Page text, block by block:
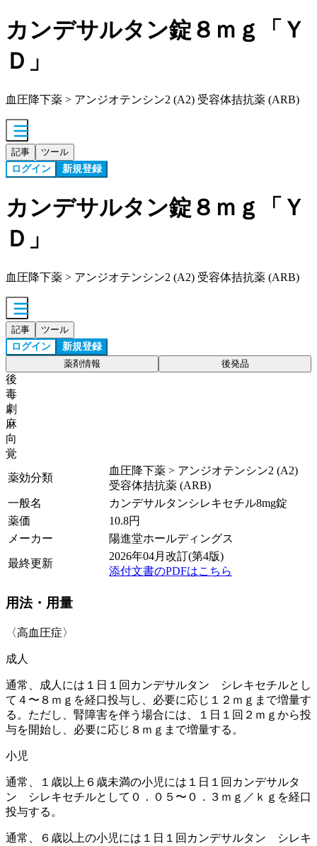
カンデサルタン錠８ｍｇ「Ｙ
Ｄ」
血圧降下薬 > アンジオテンシン2 (A2) 受容体拮抗薬 (ARB)
記事 ツール
ログイン 新規登録
カンデサルタン錠８ｍｇ「Ｙ
Ｄ」
血圧降下薬 > アンジオテンシン2 (A2) 受容体拮抗薬 (ARB)
記事 ツール
ログイン 新規登録
薬剤情報 後発品
後
毒
劇
麻
向
覚
薬効分類
血圧降下薬 > アンジオテンシン2 (A2)
受容体拮抗薬 (ARB)
一般名
カンデサルタンシレキセチル8mg錠
薬価
10.8円
メーカー
陽進堂ホールディングス
最終更新
2026年04月改訂(第4版)
添付文書のPDFはこちら
用法・用量
〈高血圧症〉
成人
通常、成人には１日１回カンデサルタン シレキセチルとし
て４〜８ｍｇを経口投与し、必要に応じ１２ｍｇまで増量す
る。ただし、腎障害を伴う場合には、１日１回２ｍｇから投
与を開始し、必要に応じ８ｍｇまで増量する。
小児
通常、１歳以上６歳未満の小児には１日１回カンデサルタ
ン シレキセチルとして０．０５〜０．３ｍｇ／ｋｇを経口
投与する。
通常、６歳以上の小児には１日１回カンデサルタン シレキ